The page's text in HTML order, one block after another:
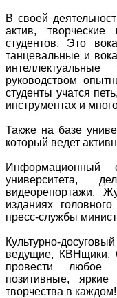
В своей
актив,
студентов. Это
танцевальные и
руководством
студенты учатся
инструментах и
Также на базе
который ведет
Информационный
университета,
видеорепортажи.
изданиях
пресс-службы
Культурно-
ведущие, КВНщики.
провести любое
позитивные,
творчества в каждом!